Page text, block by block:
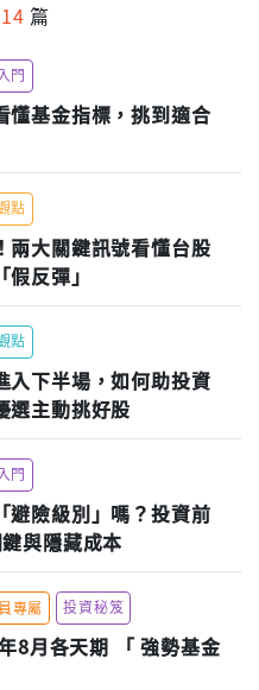
篇
門
懂基金指標，挑到適合
點
兩大關鍵訊號看懂台股
假反彈」
點
入下半場，如何助投資
選主動挑好股
門
避險級別」嗎？投資前
與隱藏成本
專屬 投資秘笈
8月各天期 「 強勢基金